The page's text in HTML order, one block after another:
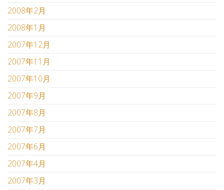
2008年2月
2008年1月
2007年12月
2007年11月
2007年10月
2007年9月
2007年8月
2007年7月
2007年6月
2007年4月
2007年3月